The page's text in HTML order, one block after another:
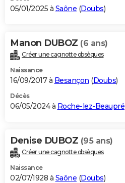
05/01/2025 à Saône (Doubs)
Manon DUBOZ (6 ans)
Créer une cagnotte obsèques
Naissance
16/09/2017 à Besançon (Doubs)
Décès
06/05/2024 à Roche-lez-Beaupré
Denise DUBOZ (95 ans)
Créer une cagnotte obsèques
Naissance
02/07/1928 à Saône (Doubs)